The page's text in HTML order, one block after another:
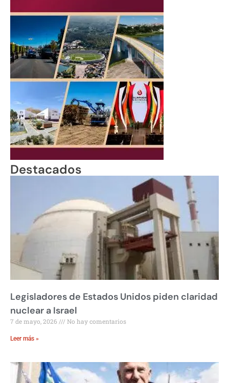
Destacados
Legisladores de Estados Unidos piden claridad
nuclear a Israel
7 de mayo, 2026 No hay comentarios
Leer más »